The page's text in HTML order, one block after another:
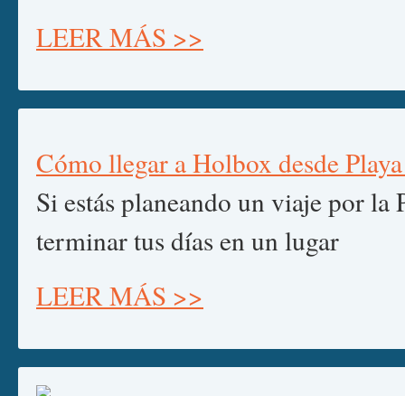
LEER MÁS >>
Cómo llegar a Holbox desde
Si estás planeando un viaje por la
terminar tus días en un lugar
LEER MÁS >>